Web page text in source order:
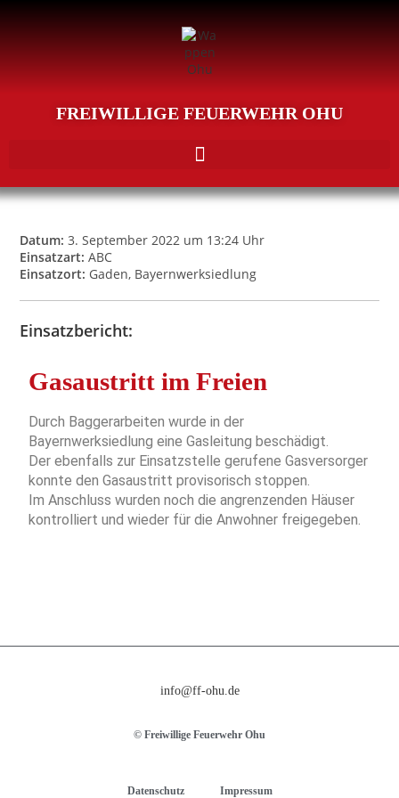
FREIWILLIGE FEUERWEHR OHU
Datum: 3. September 2022 um 13:24 Uhr
Einsatzart: ABC
Einsatzort: Gaden, Bayernwerksiedlung
Einsatzbericht:
Gasaustritt im Freien
Durch Baggerarbeiten wurde in der
Bayernwerksiedlung eine Gasleitung beschädigt.
Der ebenfalls zur Einsatzstelle gerufene Gasversorger
konnte den Gasaustritt provisorisch stoppen.
Im Anschluss wurden noch die angrenzenden Häuser
kontrolliert und wieder für die Anwohner freigegeben.
info@ff-ohu.de
© Freiwillige Feuerwehr Ohu
Datenschutz Impressum